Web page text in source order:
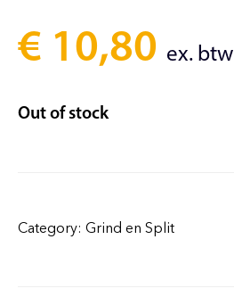
€ 10,80 ex. btw
Out of stock
Category: Grind en Split